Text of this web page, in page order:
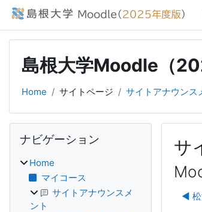
メインコンテンツへスキップする
島根大学Moodle（
Home サイトページ サイトアナウンス
サ
◀︎ 松
ブロック
ナビゲーション
Home
マイコース
サイトアナウンスメ
ント